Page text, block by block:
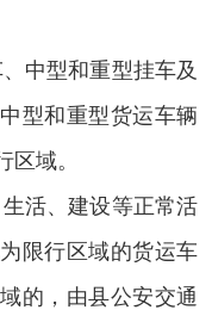
中型和重型挂车及
型和重型货运车辆
区域。
活、建设等正常活
限行区域的货运车
的 ，由县公安交通